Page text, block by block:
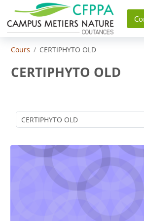
Passer au contenu principal
Cours CERTIPHYTO OLD
CERTIPHYTO OLD